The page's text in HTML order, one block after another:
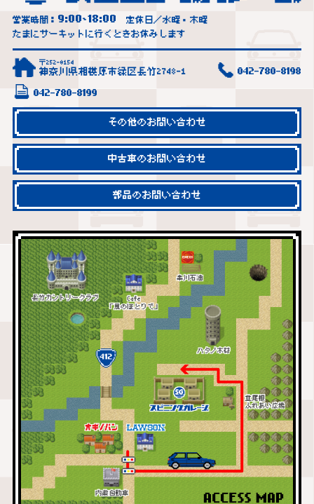
営業時間： 9:00~18:00
定休日／水曜・木曜
たまにサーキットに行くときお休みします
〒252-0154
神奈川県相模原市緑区長竹2748-1 042-780-8198
042-780-8199
その他のお問い合わせ
中古車のお問い合わせ
部品のお問い合わせ